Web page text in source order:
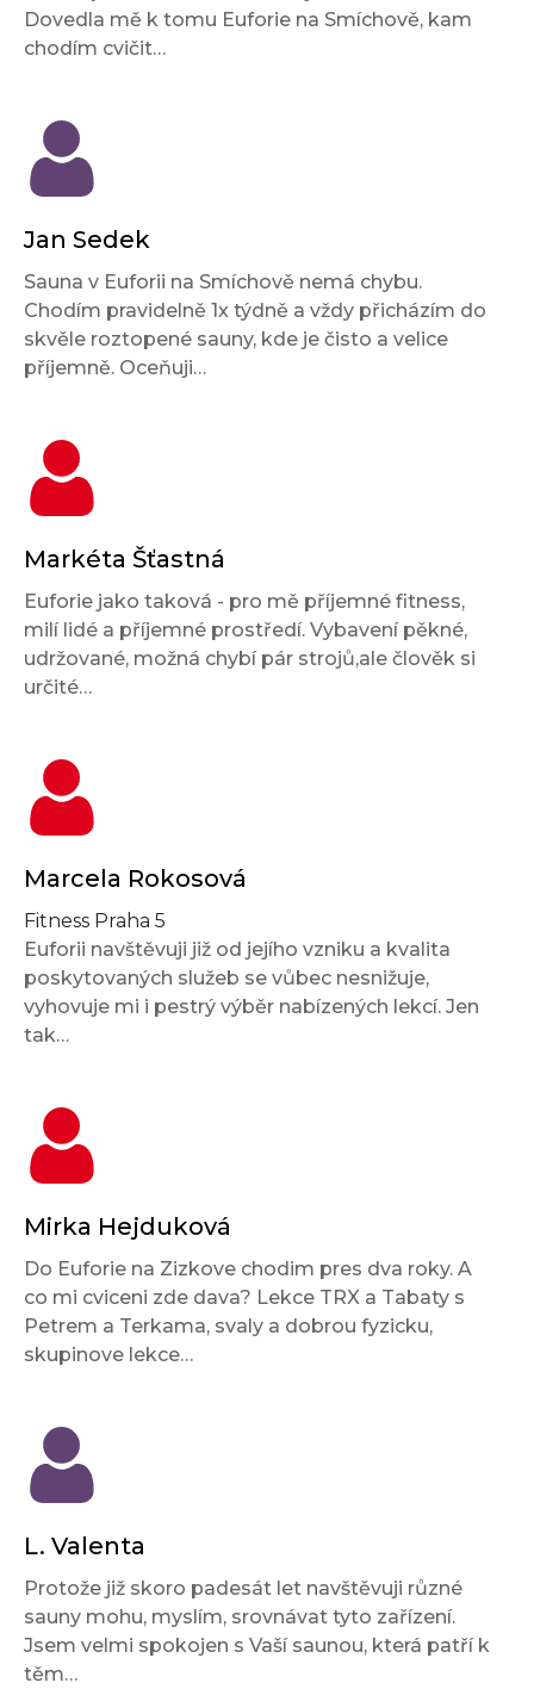
Dovedla mě k tomu Euforie na Smíchově, kam
chodím cvičit…
Jan Sedek
Sauna v Euforii na Smíchově nemá chybu.
Chodím pravidelně 1x týdně a vždy přicházím do
skvěle roztopené sauny, kde je čisto a velice
příjemně. Oceňuji…
Markéta Šťastná
Euforie jako taková - pro mě příjemné fitness,
milí lidé a příjemné prostředí. Vybavení pěkné,
udržované, možná chybí pár strojů,ale člověk si
určité…
Marcela Rokosová
Fitness Praha 5
Euforii navštěvuji již od jejího vzniku a kvalita
poskytovaných služeb se vůbec nesnižuje,
vyhovuje mi i pestrý výběr nabízených lekcí. Jen
tak…
Mirka Hejduková
Do Euforie na Zizkove chodim pres dva roky. A
co mi cviceni zde dava? Lekce TRX a Tabaty s
Petrem a Terkama, svaly a dobrou fyzicku,
skupinove lekce…
L. Valenta
Protože již skoro padesát let navštěvuji různé
sauny mohu, myslím, srovnávat tyto zařízení.
Jsem velmi spokojen s Vaší saunou, která patří k
těm…